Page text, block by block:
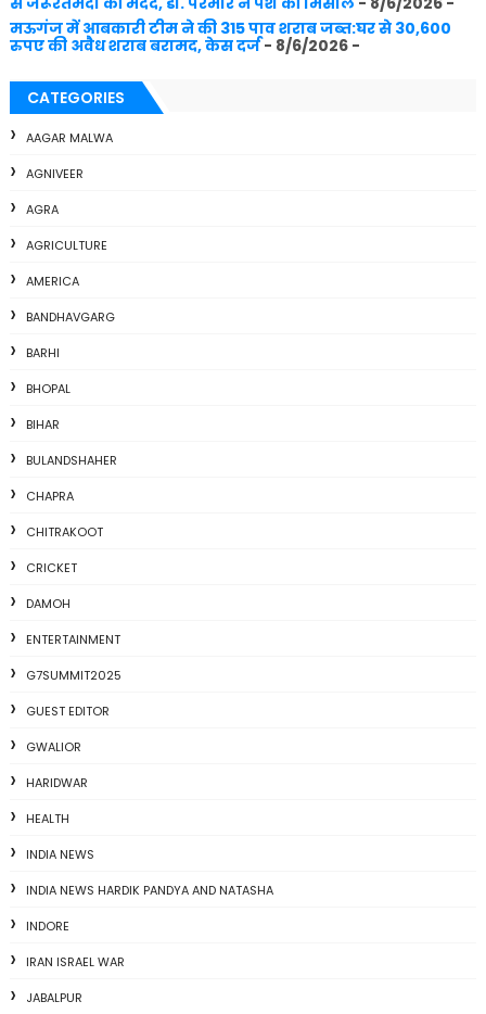
मऊगंज में आबकारी टीम ने की 315 पाव शराब जब्त:घर से 30,600
रुपए की अवैध शराब बरामद, केस दर्ज- 8/6/2026-
CATEGORIES
AAGAR MALWA
AGNIVEER
AGRA
AGRICULTURE
AMERICA
BANDHAVGARG
BARHI
BHOPAL
BIHAR
BULANDSHAHER
CHAPRA
CHITRAKOOT
CRICKET
DAMOH
ENTERTAINMENT
G7SUMMIT2025
GUEST EDITOR
GWALIOR
HARIDWAR
HEALTH
INDIA NEWS
INDIA NEWS HARDIK PANDYA AND NATASHA
INDORE
IRAN ISRAEL WAR
JABALPUR